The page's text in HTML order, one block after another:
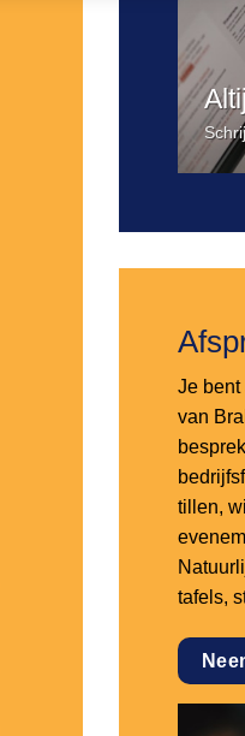
Je
van
tillen,
tafels,